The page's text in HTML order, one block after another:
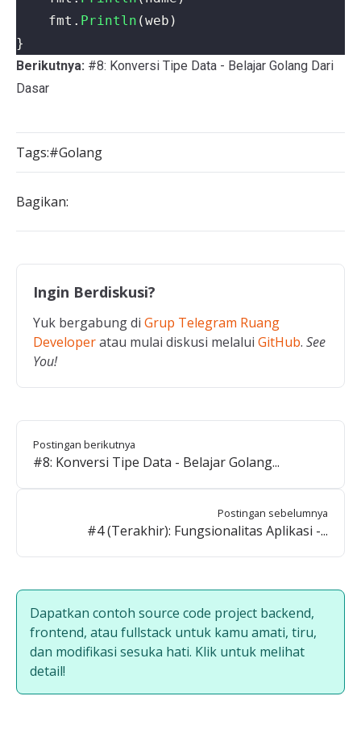
fmt . Println (web )
}
Berikutnya: #8: Konversi Tipe Data - Belajar Golang Dari
Dasar
Tags:#Golang
Bagikan:
Ingin Berdiskusi?
Yuk bergabung di Grup Telegram Ruang
Developeratau mulai diskusi melalui GitHub. See
You!
Postingan berikutnya
#8: Konversi Tipe Data - Belajar Golang...
Postingan sebelumnya
#4 (Terakhir): Fungsionalitas Aplikasi -...
Dapatkan contoh source code project backend,
frontend, atau fullstack untuk kamu amati, tiru,
dan modifikasi sesuka hati. Klik untuk melihat
detail!